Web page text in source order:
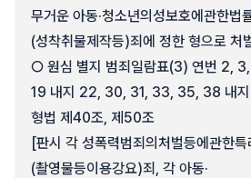
무거운 아동·청소년의성보호에관한법
(성착취물제작등)죄에 정한 형으로 처
○ 원심 별지 범죄일람표(3) 연번 2,
19 내지 22, 30, 31, 33, 35, 38 내
형법 제40조, 제50조
[판시 각 성폭력범죄의처벌등에관한
(촬영물등이용강요)죄, 각 아동·